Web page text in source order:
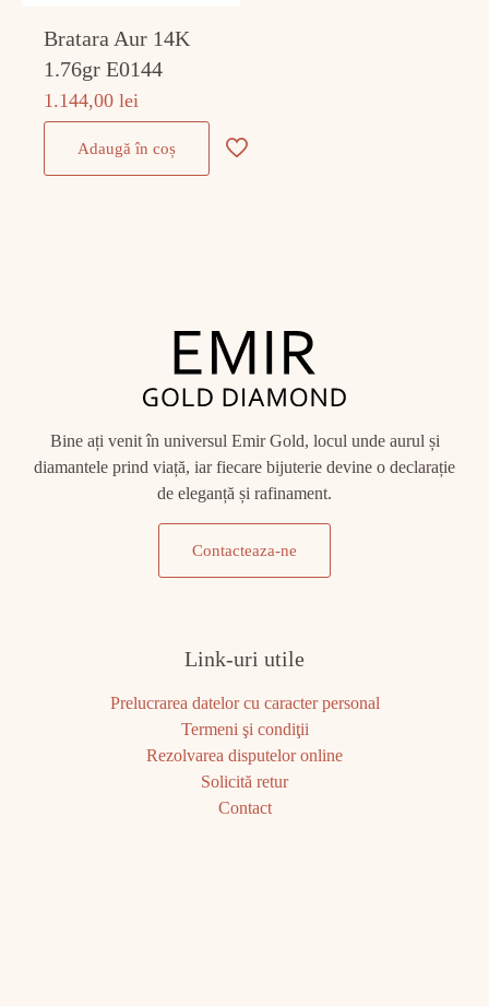
Bratara Aur 14K
1.76gr E0144
1.144,00lei
Adaugă în coș
Bine ați venit în universul Emir Gold, locul unde aurul și
diamantele prind viață, iar fiecare bijuterie devine o declarație
de eleganță și rafinament.
Contacteaza-ne
Link-uri utile
Prelucrarea datelor cu caracter personal
Termeni şi condiţii
Rezolvarea disputelor online
Solicită retur
Contact